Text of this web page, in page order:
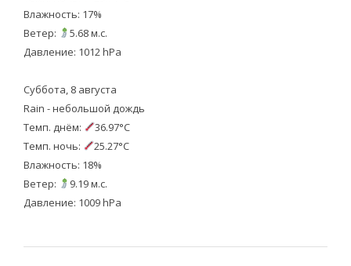
Влажность: 17%
Ветер:
5.68 м.с.
Давление: 1012 hPa
Суббота, 8 августа
Rain - небольшой дождь
Темп. днём:
36.97°C
Темп. ночь:
25.27°C
Влажность: 18%
Ветер:
9.19 м.с.
Давление: 1009 hPa